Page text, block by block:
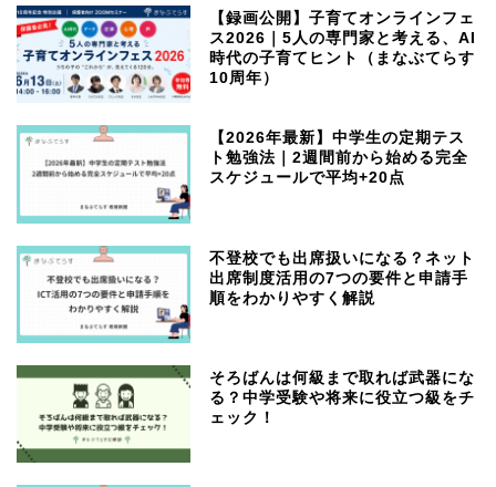
【録画公開】子育てオンラインフェ
ス2026｜5人の専門家と考える、AI
時代の子育てヒント（まなぶてらす
10周年）
【2026年最新】中学生の定期テス
ト勉強法｜2週間前から始める完全
スケジュールで平均+20点
不登校でも出席扱いになる？ネット
出席制度活用の7つの要件と申請手
順をわかりやすく解説
そろばんは何級まで取れば武器にな
る？中学受験や将来に役立つ級をチ
ェック！